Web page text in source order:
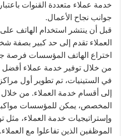
خدمة عملاء متعددة القنوات
جوانب نجاح الأعمال.
قبل أن ينتشر استخدام الهاتف
العملاء تقدم إلى حد كبير بصفة
اختراع الهاتف المؤسسات فرصة
من خلال توفير خدمة عملاء أفضل
في الستينيات، تم تطوير أول
إلى أقسام خدمة العملاء. من
المخصص، يمكن للمؤسسات
وإستراتيجيات خدمة العملاء،
الموظفين الذين تفاعلوا مع العملاء.